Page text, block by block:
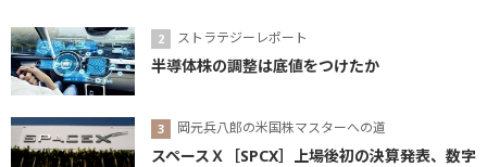
ストラテジーレポート
半導体株の調整は底値をつけたか
岡元兵八郎の米国株マスターへの道
スペースＸ［SPCX］上場後初の決算発表、数字